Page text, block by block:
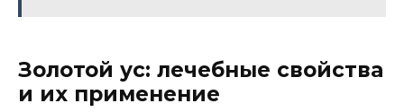
Золотой ус: лечебные свойства
и их применение